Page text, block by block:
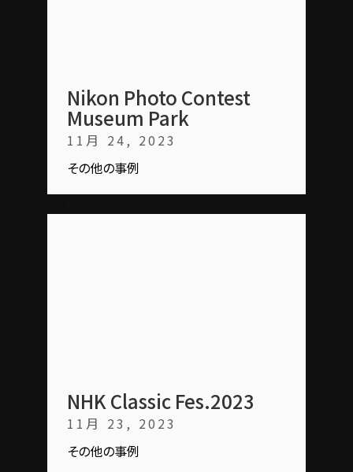
Nikon Photo Contest
Museum Park
11月 24, 2023
その他の事例
NHK Classic Fes.2023
11月 23, 2023
その他の事例